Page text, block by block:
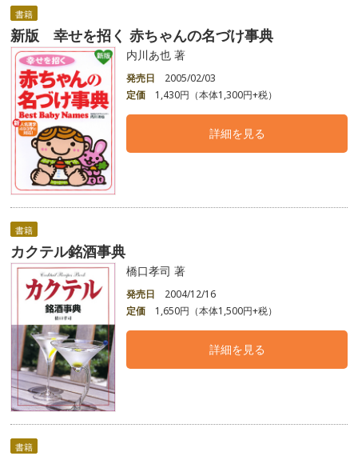
書籍
新版 幸せを招く 赤ちゃんの名づけ事典
内川あ也 著
発売日
2005/02/03
定価
1,430円（本体1,300円+税）
詳細を見る
書籍
カクテル銘酒事典
橋口孝司 著
発売日
2004/12/16
定価
1,650円（本体1,500円+税）
詳細を見る
書籍